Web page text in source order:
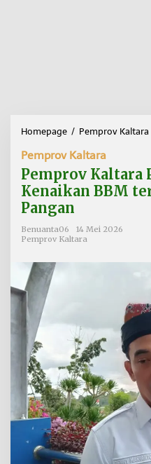
Homepage / Pemprov Kaltara
r
o
a
k
Pemprov Kaltara
Pemprov Kaltara
Kenaikan BBM
Pangan
Benuanta06
14 Mei 2026
Pemprov Kaltara